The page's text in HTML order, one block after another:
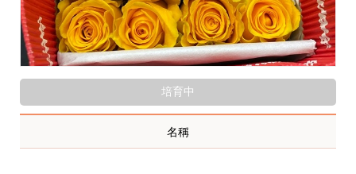
培育中
名稱